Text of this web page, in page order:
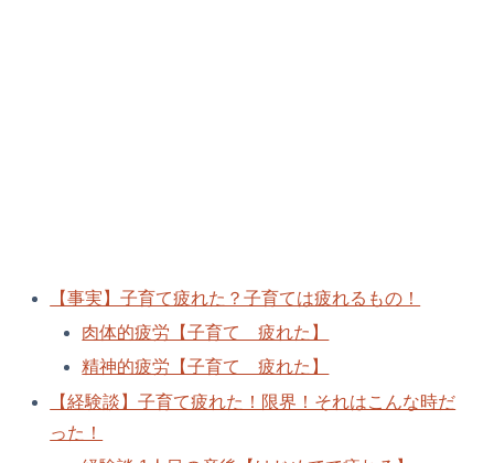
【事実】子育て疲れた？子育ては疲れるもの！
肉体的疲労【子育て 疲れた】
精神的疲労【子育て 疲れた】
【経験談】子育て疲れた！限界！それはこんな時だ
った！